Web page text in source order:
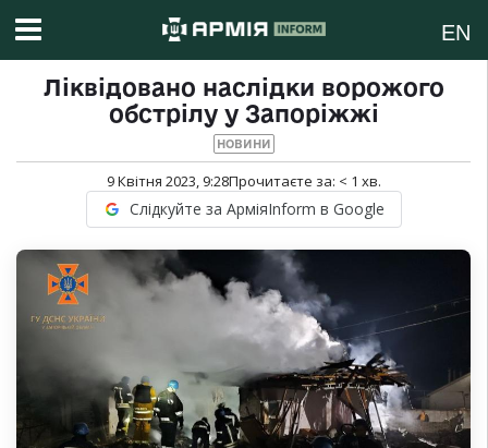
EN
Ліквідовано наслідки ворожого
обстрілу у Запоріжжі
НОВИНИ
9 Квітня 2023, 9:28Прочитаєте за: < 1 хв.
Слідкуйте за АрміяInform в Google